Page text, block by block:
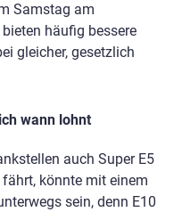
Samstag am
häufig bessere
gleicher, gesetzlich
wann lohnt
auch Super E5
fährt, könnte mit einem
sein, denn E10